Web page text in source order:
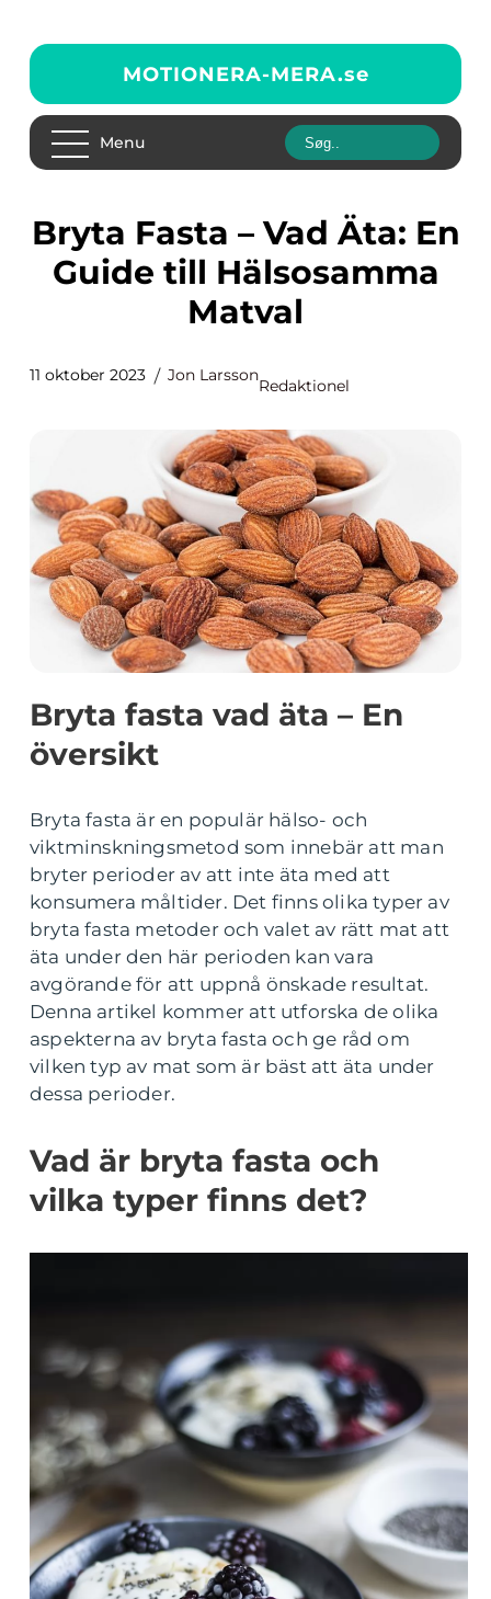
MOTIONERA-MERA.se
Menu
Bryta Fasta – Vad Äta: En
Guide till Hälsosamma
Matval
11 oktober 2023 Jon Larsson
Redaktionel
Bryta fasta vad äta – En
översikt
Bryta fasta är en populär hälso- och
viktminskningsmetod som innebär att man
bryter perioder av att inte äta med att
konsumera måltider. Det finns olika typer av
bryta fasta metoder och valet av rätt mat att
äta under den här perioden kan vara
avgörande för att uppnå önskade resultat.
Denna artikel kommer att utforska de olika
aspekterna av bryta fasta och ge råd om
vilken typ av mat som är bäst att äta under
dessa perioder.
Vad är bryta fasta och
vilka typer finns det?